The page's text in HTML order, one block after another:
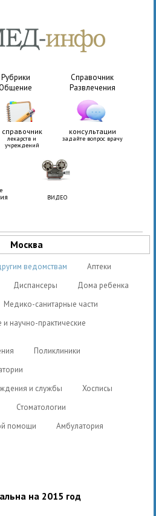
Рубрики
Справочник
Развлечения
справочник
лекарств и
учреждений
консультации
задайте вопрос врачу
ВИДЕО
Москва
ведомствам
Аптеки
Диспансеры
Дома ребенка
Медико-санитарные части
Поликлиники
и службы
Хосписы
Стоматологии
помощи
Амбулатория
на 2015 год